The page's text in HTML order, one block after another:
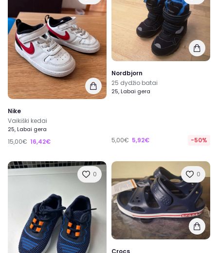
Nike
Vaikiški kedai
25, Labai gera
15,00€ 16,42€
Nordbjorn
25 dydžio batai
25, Labai gera
5,00€ 5,92€ -50%
0 0
Crocs